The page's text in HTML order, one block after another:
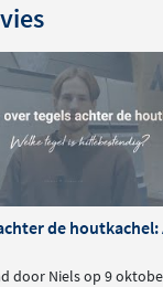
de
door Niels op 9